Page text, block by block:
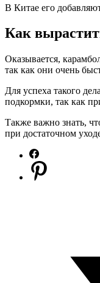
В Китае его
Как
Оказывается,
так как они очень
Для успеха такого
подкормки, так как
Также важно знать,
при достаточном